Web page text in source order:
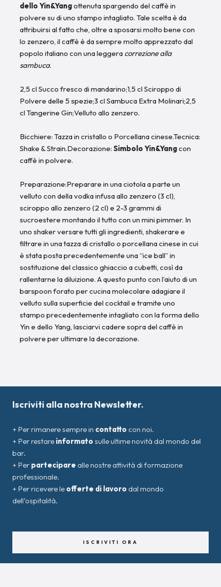
dello Yin&Yangottenuta spargendo del caffè in
polvere su di uno stampo intagliato. Tale scelta è da
attribuirsi al fatto che, oltre a sposarsi molto bene con
lo zenzero, il caffè è da sempre molto apprezzato dal
popolo italiano con una leggera correzione alla
sambuca.
2,5 cl Succo fresco di mandarino;1,5 cl Sciroppo di
Polvere delle 5 spezie;3 cl Sambuca Extra Molinari;2,5
cl Tangerine Gin;Velluto allo zenzero.
Bicchiere: Tazza in cristallo o Porcellana cinese.Tecnica:
Shake & Strain.Decorazione: Simbolo Yin&Yangcon
caffè in polvere.
Preparazione:Preparare in una ciotola a parte un
velluto con della vodka infusa allo zenzero (3 cl),
sciroppo allo zenzero (2 cl) e 2-3 grammi di
sucroestere montando il tutto con un mini pimmer. In
uno shaker versare tutti gli ingredienti, shakerare e
filtrare in una tazza di cristallo o porcellana cinese in cui
è stata posta precedentemente una “ice ball” in
sostituzione del classico ghiaccio a cubetti, così da
rallentarne la diluizione. A questo punto con l’aiuto di un
barspoon forato per cucina molecolare adagiare il
velluto sulla superficie del cocktail e tramite uno
stampo precedentemente intagliato con la forma dello
Yin e dello Yang, lasciarvi cadere sopra del caffè in
polvere per ultimare la decorazione.
Iscriviti alla nostra Newsletter.
+ Per rimanere sempre in contatto con noi.
+ Per restare informato sulle ultime novità dal mondo del
bar.
+ Per partecipare alle nostre attività di formazione
professionale.
+ Per ricevere le offerte di lavoro dal mondo
dell’ospitalità.
ISCRIVITI ORA